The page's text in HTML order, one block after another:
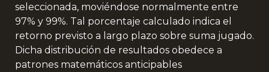
seleccionada, moviéndose normalmente entre
97% y 99%. Tal porcentaje calculado indica el
retorno previsto a largo plazo sobre suma jugado.
Dicha distribución de resultados obedece a
patrones matemáticos anticipables